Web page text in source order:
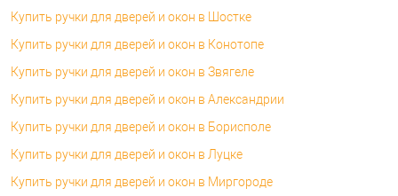
Купить ручки для дверей и окон в Шостке
Купить ручки для дверей и окон в Конотопе
Купить ручки для дверей и окон в Звягеле
Купить ручки для дверей и окон в Александрии
Купить ручки для дверей и окон в Борисполе
Купить ручки для дверей и окон в Луцке
Купить ручки для дверей и окон в Миргороде